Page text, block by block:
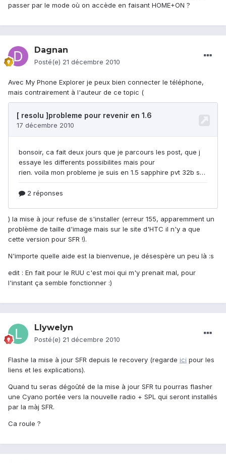
passer par le mode où on accède en faisant HOME+ON ?
Dagnan
Posté(e) 21 décembre 2010
Avec My Phone Explorer je peux bien connecter le téléphone,
mais contrairement à l'auteur de ce topic (
) la mise à jour refuse de s'installer (erreur 155, apparemment un
problème de taille d'image mais sur le site d'HTC il n'y a que
cette version pour SFR !).
N'importe quelle aide est la bienvenue, je désespère un peu là :s
edit : En fait pour le RUU c'est moi qui m'y prenait mal, pour
l'instant ça semble fonctionner :)
Llywelyn
Posté(e) 21 décembre 2010
Flashe la mise à jour SFR depuis le recovery (regarde ici pour les
liens et les explications).
Quand tu seras dégoûté de la mise à jour SFR tu pourras flasher
une Cyano portée vers la nouvelle radio + SPL qui seront installés
par la màj SFR.
Ca roule ?